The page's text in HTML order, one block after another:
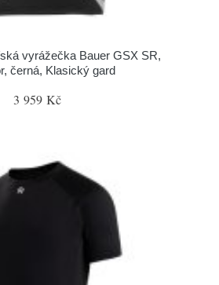
vyrážečka Bauer GSX SR,
černá, Klasický gard
3 959 Kč